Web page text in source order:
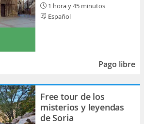
1 hora y 45 minutos
Español
Pago libre
Free tour de los
misterios y leyendas
de Soria